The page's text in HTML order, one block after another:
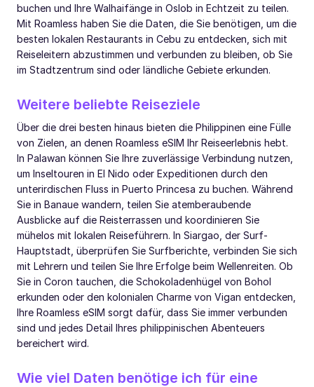
buchen und Ihre Walhaifänge in Oslob in Echtzeit zu teilen.
Mit Roamless haben Sie die Daten, die Sie benötigen, um die
besten lokalen Restaurants in Cebu zu entdecken, sich mit
Reiseleitern abzustimmen und verbunden zu bleiben, ob Sie
im Stadtzentrum sind oder ländliche Gebiete erkunden.
Weitere beliebte Reiseziele
Über die drei besten hinaus bieten die Philippinen eine Fülle
von Zielen, an denen Roamless eSIM Ihr Reiseerlebnis hebt.
In Palawan können Sie Ihre zuverlässige Verbindung nutzen,
um Inseltouren in El Nido oder Expeditionen durch den
unterirdischen Fluss in Puerto Princesa zu buchen. Während
Sie in Banaue wandern, teilen Sie atemberaubende
Ausblicke auf die Reisterrassen und koordinieren Sie
mühelos mit lokalen Reiseführern. In Siargao, der Surf-
Hauptstadt, überprüfen Sie Surfberichte, verbinden Sie sich
mit Lehrern und teilen Sie Ihre Erfolge beim Wellenreiten. Ob
Sie in Coron tauchen, die Schokoladenhügel von Bohol
erkunden oder den kolonialen Charme von Vigan entdecken,
Ihre Roamless eSIM sorgt dafür, dass Sie immer verbunden
sind und jedes Detail Ihres philippinischen Abenteuers
bereichert wird.
Wie viel Daten benötige ich für eine